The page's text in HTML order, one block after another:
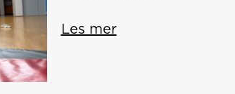
Les mer